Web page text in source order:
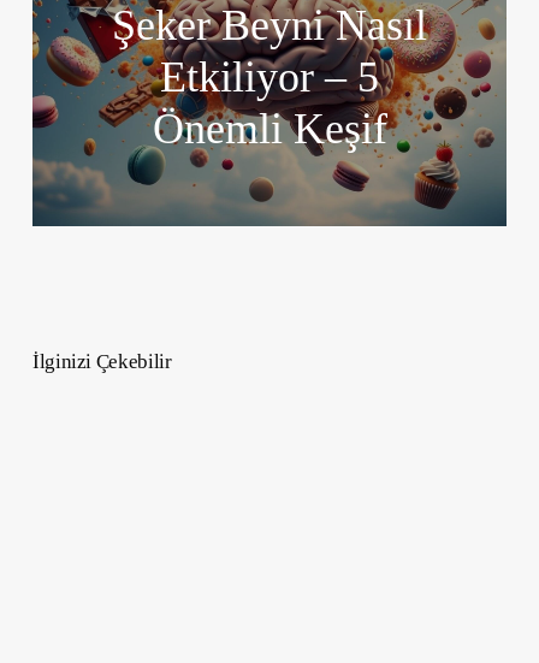
Şeker Beyni Nasıl
Etkiliyor – 5
Önemli Keşif
İlginizi Çekebilir